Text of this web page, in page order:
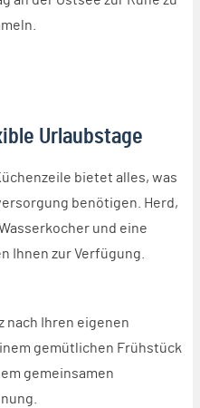
Urlaubstage
bietet alles, was
benötigen. Herd,
und eine
Ihnen zur Verfügung.
nach Ihren eigenen
gemütlichen Frühstück
gemeinsamen